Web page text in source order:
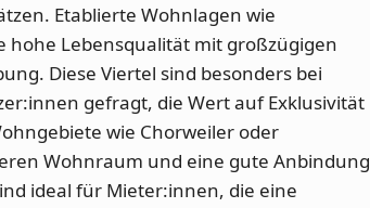
Etablierte Wohnlagen wie
Lebensqualität mit großzügigen
Diese Viertel sind besonders bei
gefragt, die Wert auf Exklusivität
wie Chorweiler oder
Wohnraum und eine gute Anbindung
ideal für Mieter:innen, die eine